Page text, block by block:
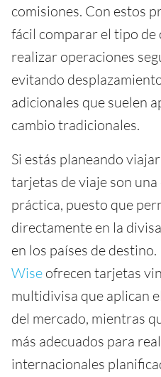
comisiones. Con estos
fácil comparar el tipo
realizar operaciones
evitando
adicionales que suelen
cambio tradicionales.
Si estás planeando
tarjetas de viaje son
práctica, puesto que
directamente en la
en los países de
Wise ofrecen tarjetas
multidivisa que aplican
del mercado, mientras
más adecuados para
internacionales